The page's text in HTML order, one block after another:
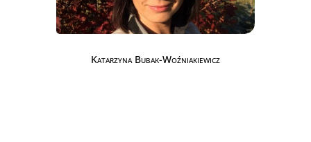
Katarzyna Bubak-Woźniakiewicz